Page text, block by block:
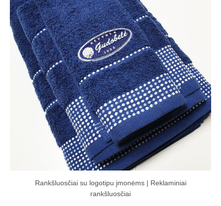
Rankšluosčiai su logotipu įmonėms | Reklaminiai
rankšluosčiai